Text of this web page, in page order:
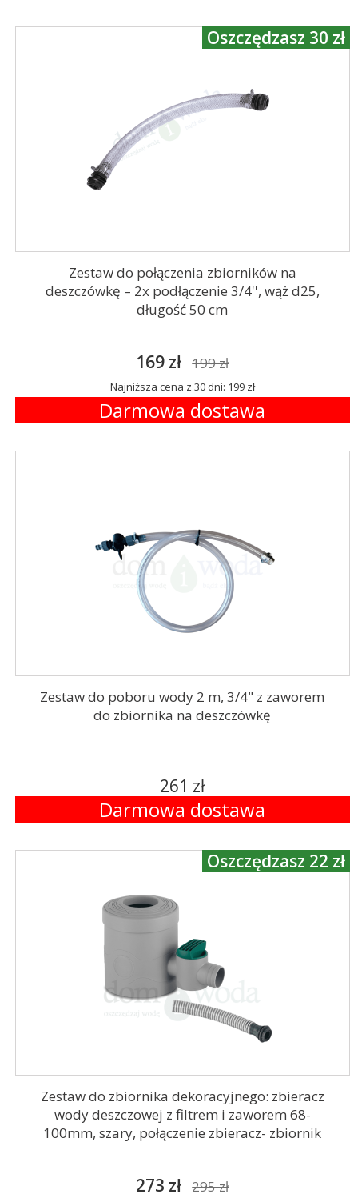
Zestaw do połączenia zbiorników na
deszczówkę – 2x podłączenie 3/4'', wąż d25,
długość 50 cm
169 zł 199 zł
Najniższa cena z 30 dni: 199 zł
Darmowa dostawa
Oszczędzasz 30 zł
Zestaw do poboru wody 2 m, 3/4" z zaworem
do zbiornika na deszczówkę
261 zł
Darmowa dostawa
Zestaw do zbiornika dekoracyjnego: zbieracz
wody deszczowej z filtrem i zaworem 68-
100mm, szary, połączenie zbieracz- zbiornik
273 zł 295 zł
Oszczędzasz 22 zł